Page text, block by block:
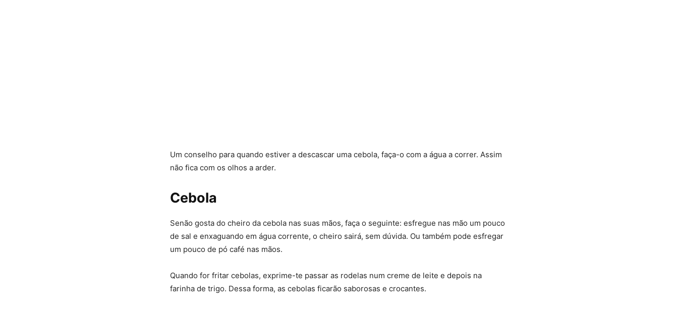
Um conselho para quando estiver a descascar uma cebola, faça-o com a água a correr. Assim
não fica com os olhos a arder.
Cebola
Senão gosta do cheiro da cebola nas suas mãos, faça o seguinte: esfregue nas mão um pouco
de sal e enxaguando em água corrente, o cheiro sairá, sem dúvida. Ou também pode esfregar
um pouco de pó café nas mãos.
Quando for fritar cebolas, exprime-te passar as rodelas num creme de leite e depois na
farinha de trigo. Dessa forma, as cebolas ficarão saborosas e crocantes.